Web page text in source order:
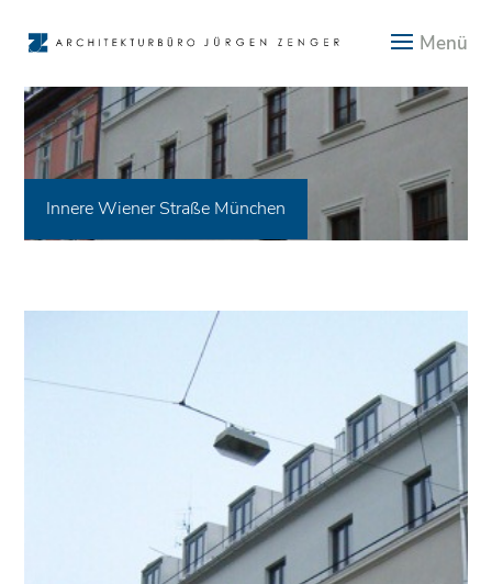
Innere Wiener Straße München